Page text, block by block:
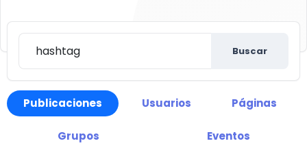
Buscar
Publicaciones Usuarios Páginas
Grupos Eventos